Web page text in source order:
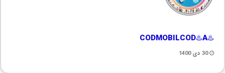
♨️CODMOBILCOD♨️A
30 دی 1400